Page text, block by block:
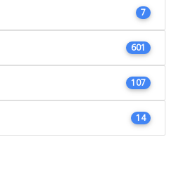
7
601
107
14